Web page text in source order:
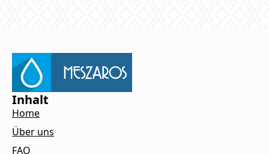
Inhalt
Home
Über uns
FAQ